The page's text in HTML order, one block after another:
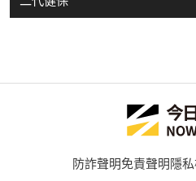
防詐聲明免責聲明隱